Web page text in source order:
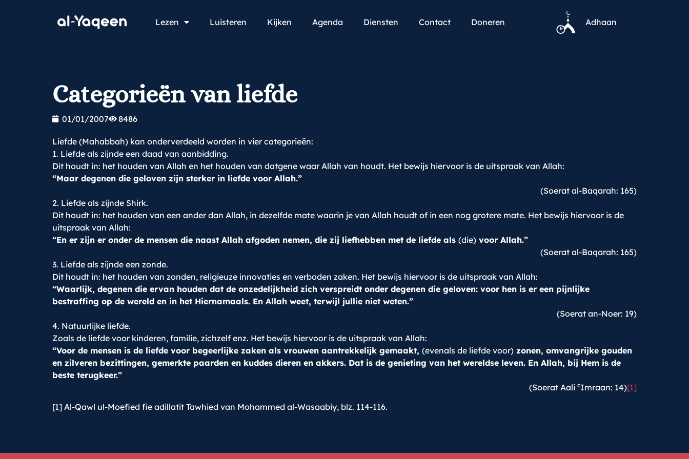
Lezen Luisteren Kijken Agenda Diensten Contact Doneren Adhaan
Categorieën van liefde
01/01/2007 8486
Liefde (Mahabbah) kan onderverdeeld worden in vier categorieën:
1. Liefde als zijnde een daad van aanbidding.
Dit houdt in: het houden van Allah en het houden van datgene waar Allah van houdt. Het bewijs hiervoor is de uitspraak van Allah:
“Maar degenen die geloven zijn sterker in liefde voor Allah.”
(Soerat al-Baqarah: 165)
2. Liefde als zijnde Shirk.
Dit houdt in: het houden van een ander dan Allah, in dezelfde mate waarin je van Allah houdt of in een nog grotere mate. Het bewijs hiervoor is de
uitspraak van Allah:
“En er zijn er onder de mensen die naast Allah afgoden nemen, die zij liefhebben met de liefde als (die) voor Allah.”
(Soerat al-Baqarah: 165)
3. Liefde als zijnde een zonde.
Dit houdt in: het houden van zonden, religieuze innovaties en verboden zaken. Het bewijs hiervoor is de uitspraak van Allah:
“Waarlijk, degenen die ervan houden dat de onzedelijkheid zich verspreidt onder degenen die geloven: voor hen is er een pijnlijke
bestraffing op de wereld en in het Hiernamaals. En Allah weet, terwijl jullie niet weten.”
(Soerat an-Noer: 19)
4. Natuurlijke liefde.
Zoals de liefde voor kinderen, familie, zichzelf enz. Het bewijs hiervoor is de uitspraak van Allah:
“Voor de mensen is de liefde voor begeerlijke zaken als vrouwen aantrekkelijk gemaakt, (evenals de liefde voor) zonen, omvangrijke gouden
en zilveren bezittingen, gemerkte paarden en kuddes dieren en akkers. Dat is de genieting van het wereldse leven. En Allah, bij Hem is de
beste terugkeer.”
(Soerat Aali cImraan: 14)[1]
[1] Al-Qawl ul-Moefied fie adillatit Tawhied van Mohammed al-Wasaabiy, blz. 114-116.